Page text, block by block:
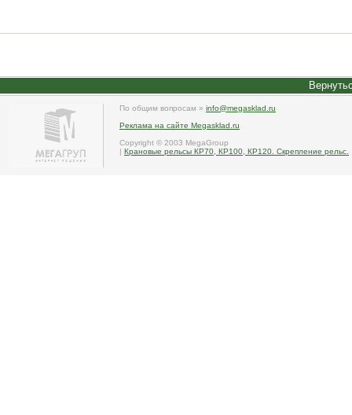
По общим вопросам » info@megasklad.ru
Реклама на сайте Megasklad.ru
Copyright © 2003 MegaGroup
| Крановые рельсы КР70, КР100, КР120. Скрепление рельс.